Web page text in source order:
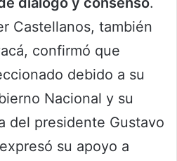
Castellanos, también
confirmó que
debido a su
Nacional y su
del presidente Gustavo
su apoyo a